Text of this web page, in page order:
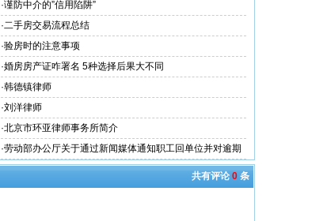
·谨防中介的”信用陷阱”
·二手房交易流程总结
·验房时的注意事项
·婚房房产证咋署名 5种选择后果大不同
·韩德镇律师
·刘洋律师
·北京市环亚律师事务所简介
·劳动部办公厅关于通过新闻媒体通知职工回单位并对逾期
不归者按自动离职或旷工处理问题的复
共有评论 0 条